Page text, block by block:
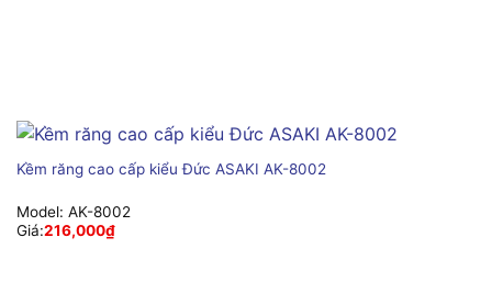
Kềm răng cao cấp kiểu Đức ASAKI AK-8002
Model: AK-8002
Giá:216,000₫